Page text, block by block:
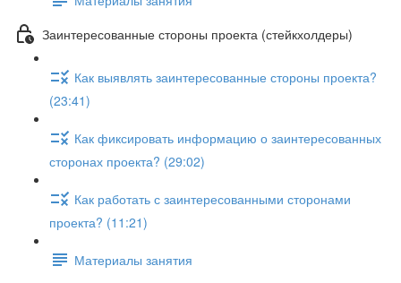
Заинтересованные стороны проекта (стейкхолдеры)
Как выявлять заинтересованные стороны проекта?
(23:41)
Как фиксировать информацию о заинтересованных
сторонах проекта? (29:02)
Как работать с заинтересованными сторонами
проекта? (11:21)
Материалы занятия